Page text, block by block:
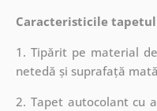
Caracteristicile
1. Tipărit pe material
netedă și suprafață
2. Tapet autocolant cu